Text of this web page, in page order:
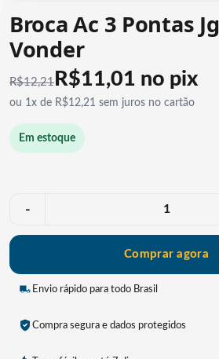
Broca Ac 3 Pontas
Vonder
R$12,21 R$11,01 no pix
ou 1x de R$12,21 sem juros no cartão
Em estoque
-
Comprar agora
Envio rápido para todo Brasil
Compra segura e dados protegidos